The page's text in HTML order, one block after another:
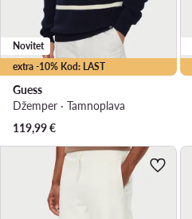
extra -10% Kod: LAST
Novitet
Guess
Džemper · Tamnoplava
119,99€